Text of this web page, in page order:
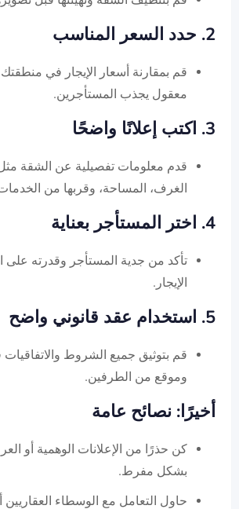
2. حدد السعر المناسب
قم بمقارنة أسعار الإيجار في
معقول يجذب المستأجرين.
3. اكتب إعلانًا واضحًا
قدم معلومات تفصيلية عن الشقة
الغرف، المساحة، وقربها من
4. اختر المستأجر بعناية
تأكد من جدية المستأجر وقدرته على
الإيجار.
5. استخدام عقد قانوني واضح
قم بتوثيق جميع الشروط
وموقع من الطرفين.
أخيرًا: نصائح عامة
كن حذرًا من الإعلانات الوهمية أو
بشكل مفرط.
حاول التعامل مع الوسطاء العقاريين